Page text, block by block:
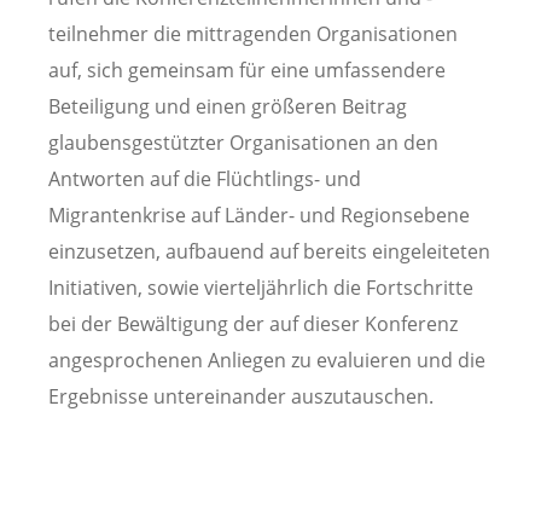
teilnehmer die mittragenden Organisationen
auf, sich gemeinsam für eine umfassendere
Beteiligung und einen größeren Beitrag
glaubensgestützter Organisationen an den
Antworten auf die Flüchtlings- und
Migrantenkrise auf Länder- und Regionsebene
einzusetzen, aufbauend auf bereits eingeleiteten
Initiativen, sowie vierteljährlich die Fortschritte
bei der Bewältigung der auf dieser Konferenz
angesprochenen Anliegen zu evaluieren und die
Ergebnisse untereinander auszutauschen.